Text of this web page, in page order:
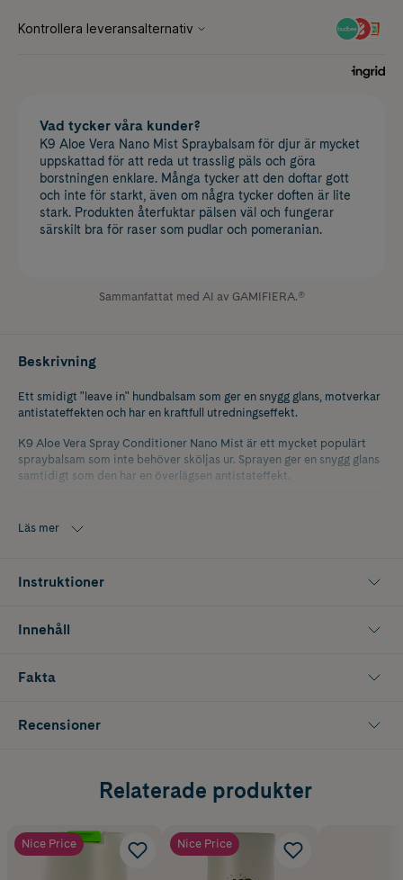
Vad tycker våra kunder?
K9 Aloe Vera Nano Mist Spraybalsam för djur är mycket
uppskattad för att reda ut trasslig päls och göra
borstningen enklare. Många tycker att den doftar gott
och inte för starkt, även om några tycker doften är lite
stark. Produkten återfuktar pälsen väl och fungerar
särskilt bra för raser som pudlar och pomeranian.
Sammanfattat med AI av GAMIFIERA.®
Beskrivning
Ett smidigt "leave in" hundbalsam som ger en snygg glans, motverkar
antistateffekten och har en kraftfull utredningseffekt.
K9 Aloe Vera Spray Conditioner Nano Mist är ett mycket populärt
spraybalsam som inte behöver sköljas ur. Sprayen ger en snygg glans
samtidigt som den har en överlägsen antistateffekt.
Läs mer
Instruktioner
Innehåll
Fakta
Recensioner
Relaterade produkter
Nice Price Nice Price